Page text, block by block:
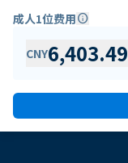
成人1位费用info
CNY6,403.49